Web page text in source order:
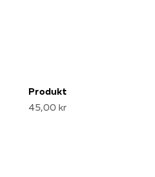
Produkt
45,00 kr